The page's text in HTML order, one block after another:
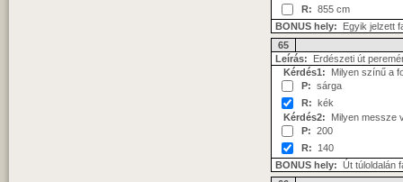
R: 855 cm
BONUS hely: Egyik jelzett
65
Leírás: Erdészeti út
Kérdés1: Milyen színű a
P: sárga
R: kék
Kérdés2: Milyen messze
P: 200
R: 140
BONUS hely: Út túloldalán